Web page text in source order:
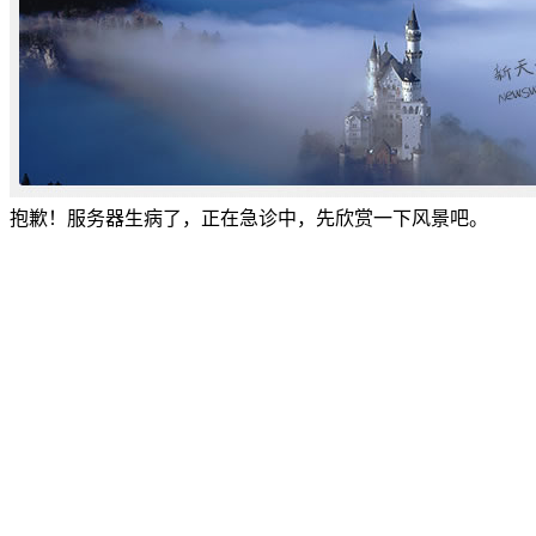
抱歉！服务器生病了，正在急诊中，先欣赏一下风景吧。